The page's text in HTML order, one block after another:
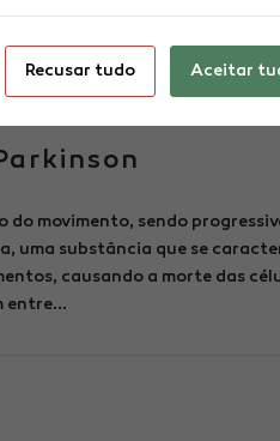
Knower Care
movimento, sendo
uma substância que se
causando a morte das
entre...
Recusar tudo Aceitar